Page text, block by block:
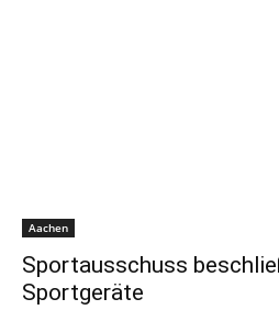
Aachen
Sportausschuss
Sportgeräte